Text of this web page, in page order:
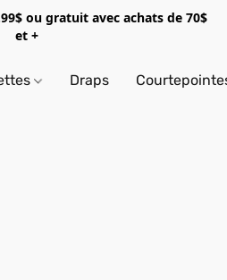
ou gratuit avec achats de 70$
et +
Draps